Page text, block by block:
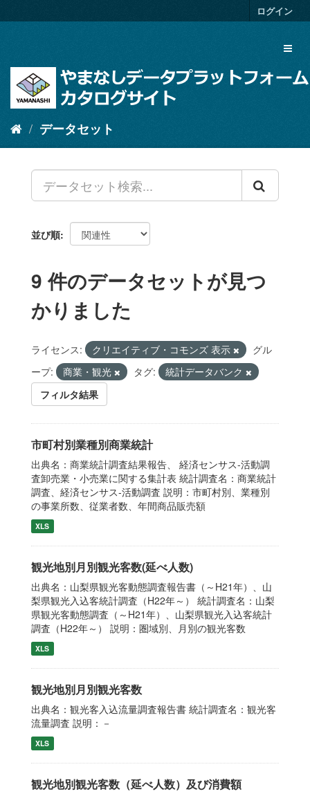
キ
ログイン
データセット
並び順
9 件のデータセットが見つ
かりました
ライセンス: クリエイティブ・コモンズ 表示
グル
ープ:
商業・観光 タグ:
統計データバンク
フィルタ結果
市町村別業種別商業統計
出典名：商業統計調査結果報告、 経済センサス‐活動調
査卸売業・小売業に関する集計表 統計調査名：商業統計
調査、経済センサス‐活動調査 説明：市町村別、業種別
の事業所数、従業者数、年間商品販売額
XLS
観光地別月別観光客数(延べ人数)
出典名：山梨県観光客動態調査報告書（～H21年）、山
梨県観光入込客統計調査（H22年～） 統計調査名：山梨
県観光客動態調査（～H21年）、山梨県観光入込客統計
調査（H22年～） 説明：圏域別、月別の観光客数
XLS
観光地別月別観光客数
出典名：観光客入込流量調査報告書 統計調査名：観光客
流量調査 説明：－
XLS
観光地別観光客数（延べ人数）及び消費額